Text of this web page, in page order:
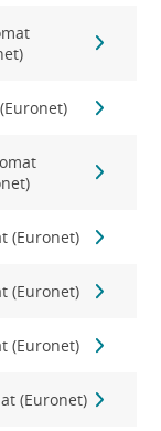
(Euronet)
(Euronet)
(Euronet)
(Euronet)